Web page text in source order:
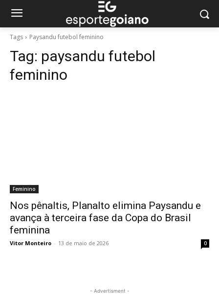
Tags Paysandu futebol feminino
Tag: paysandu futebol
feminino
Feminino
Nos pênaltis, Planalto elimina Paysandu e
avança à terceira fase da Copa do Brasil
feminina
Vitor Monteiro - 13 de maio de 2026 0
- Advertisment -